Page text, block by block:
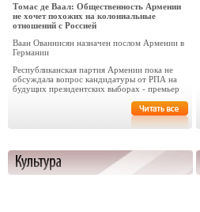
Томас де Ваал: Общественность Армении
не хочет похожих на колониальные
отношений с Россией
Ваан Ованнисян назначен послом Армении в
Германии
Республиканская партия Армении пока не
обсуждала вопрос кандидатуры от РПА на
будущих президентских выборах - премьер